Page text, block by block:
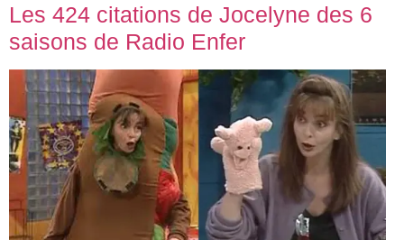
Les 424 citations de Jocelyne des 6
saisons de Radio Enfer